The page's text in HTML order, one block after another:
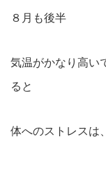
８月も後半
気温がかなり高
ると
体へのストレスは